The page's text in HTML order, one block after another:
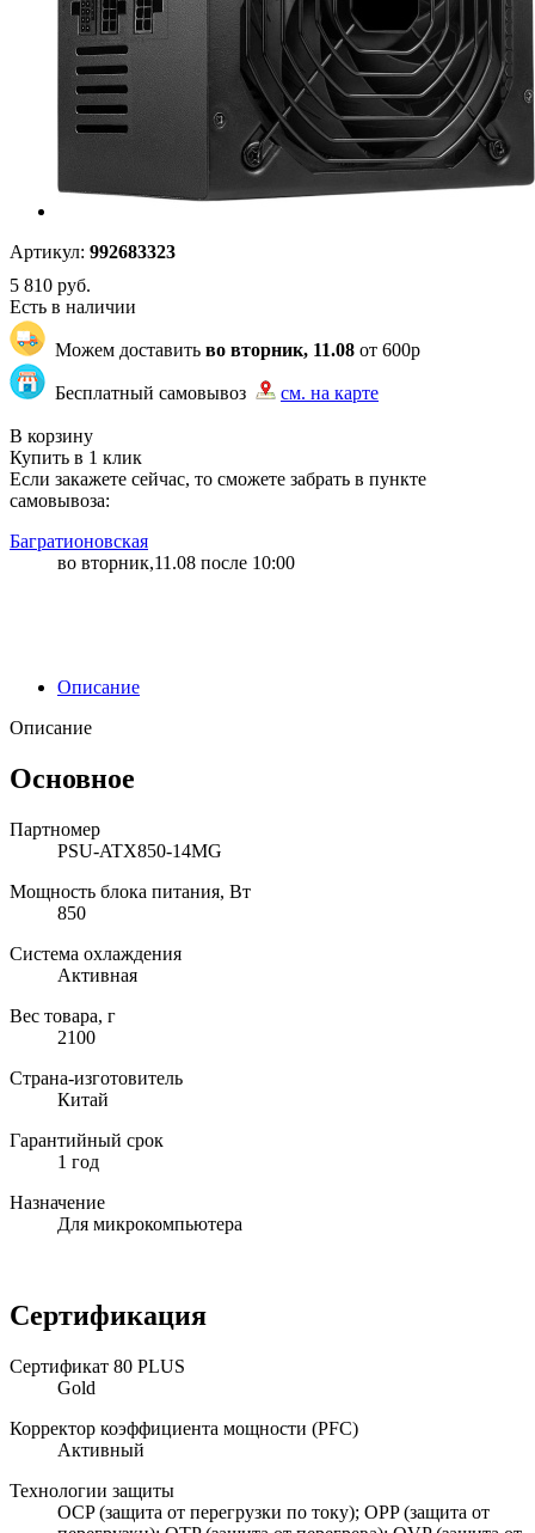
Артикул: 992683323
5 810 руб.
Есть в наличии
Можем доставить во вторник, 11.08 от 600р
Бесплатный самовывоз
см. на карте
В корзину
Купить в 1 клик
Если закажете сейчас, то сможете забрать в пункте
самовывоза:
Багратионовская
во вторник,11.08 после 10:00
Описание
Описание
Основное
Партномер
PSU-ATX850-14MG
Мощность блока питания, Вт
850
Система охлаждения
Активная
Вес товара, г
2100
Страна-изготовитель
Китай
Гарантийный срок
1 год
Назначение
Для микрокомпьютера
Сертификация
Сертификат 80 PLUS
Gold
Корректор коэффициента мощности (PFC)
Активный
Технологии защиты
OCP (защита от перегрузки по току); OPP (защита от